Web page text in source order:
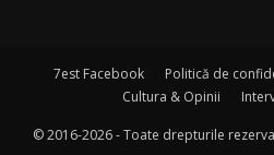
7est Facebook Politică de
Cultura & Opinii
© 2016-2026 - Toate drepturile